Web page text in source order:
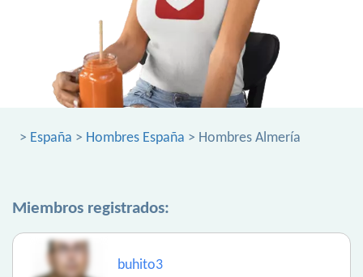
> España > Hombres España > Hombres Almería
Miembros registrados:
buhito3